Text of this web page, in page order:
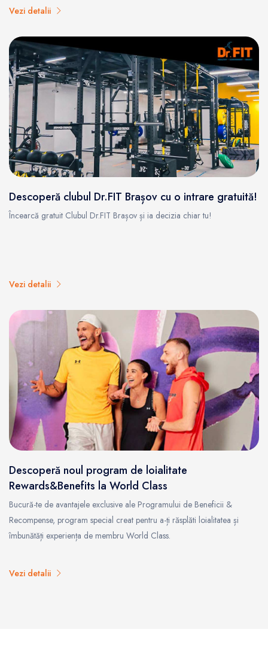
Vezi detalii
Descoperă clubul Dr.FIT Brașov cu o intrare gratuită!
Încearcă gratuit Clubul Dr.FIT Brașov și ia decizia chiar tu!
Vezi detalii
Descoperă noul program de loialitate
Rewards&Benefits la World Class
Bucură-te de avantajele exclusive ale Programului de Beneficii &
Recompense, program special creat pentru a-ți răsplăti loialitatea și
îmbunătăți experiența de membru World Class.
Vezi detalii